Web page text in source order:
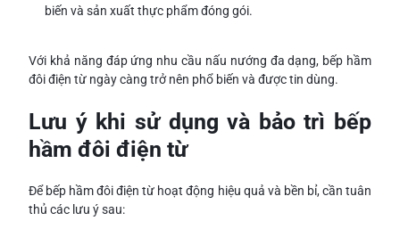
biến và sản xuất thực phẩm đóng gói.
Với khả năng đáp ứng nhu cầu nấu nướng đa dạng, bếp hầm
đôi điện từ ngày càng trở nên phổ biến và được tin dùng.
Lưu ý khi sử dụng và bảo trì bếp
hầm đôi điện từ
Để bếp hầm đôi điện từ hoạt động hiệu quả và bền bỉ, cần tuân
thủ các lưu ý sau: